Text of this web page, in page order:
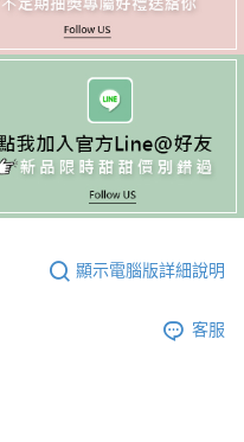
顯示電腦版詳細說明
客服